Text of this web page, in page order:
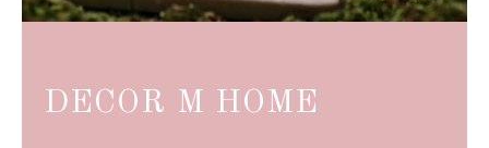
DECOR M HOME